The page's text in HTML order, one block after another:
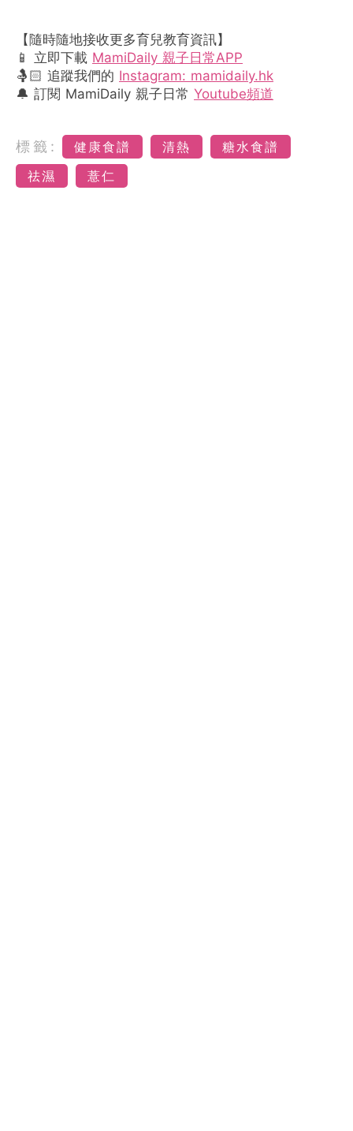
【隨時隨地接收更多育兒教育資訊】
📱 立即下載 MamiDaily 親子日常APP
🤱🏻 追蹤我們的 Instagram: mamidaily.hk
🔔 訂閱 MamiDaily 親子日常 Youtube頻道
標籤: 健康食譜 清熱
糖水食譜
祛濕
薏仁